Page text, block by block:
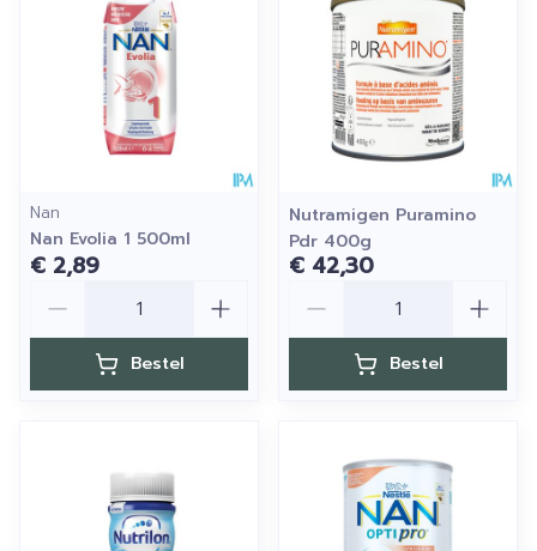
Nan
Nan Evolia 1 500ml
€ 2,89
Bestel
Nutramigen Puramino
Pdr 400g
€ 42,30
Bestel